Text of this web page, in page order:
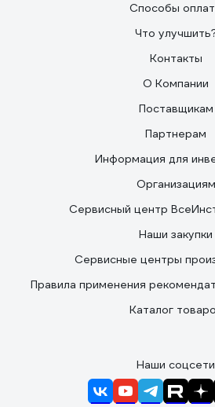
Способы
Что
Контакты
О Компании
Поставщикам
Партнерам
Информация для
Организациям
Сервисный центр
Наши закупки
Сервисные центры
Правила применения
Каталог
Наши соцсети